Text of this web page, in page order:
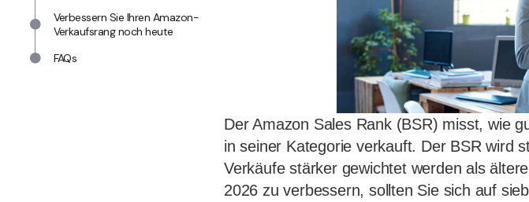
Verbessern Sie Ihren Amazon-
Verkaufsrang noch heute
FAQs
Der Amazon Sales Rank (BSR) misst, wie
in seiner Kategorie verkauft. Der BSR wird
Verkäufe stärker gewichtet werden als
2026 zu verbessern, sollten Sie sich auf